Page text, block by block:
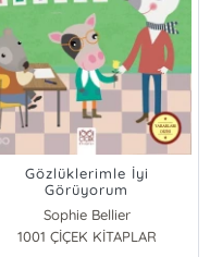
Gözlüklerimle İyi
Görüyorum
Sophie Bellier
1001 ÇİÇEK KİTAPLAR